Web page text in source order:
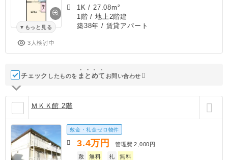
もっと見る
3人検討中
1K / 27.08m²
1階 / 地上2階建
築38年 / 賃貸アパート
チェック したものを ま と めて お問い合わせ
ＭＫＫ館 2階
敷金・礼金ゼロ物件
3.4万円 管理費 2,000円
敷
無料 礼 無料